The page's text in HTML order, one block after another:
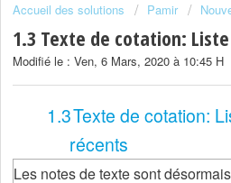
Accueil des solutions Pamir
1.3 Texte de cotation:
Modifié le : Ven, 6 Mars, 2020 à 10:45 H
1.3Texte de cotation:
récents
Les notes de texte sont désormais